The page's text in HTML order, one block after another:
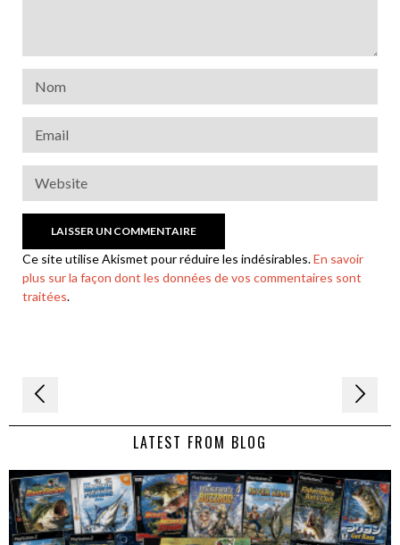
Ce site utilise Akismet pour réduire les indésirables.En savoir
plus sur la façon dont les données de vos commentaires sont
traitées.
Navigation
de LATEST FROM BLOG